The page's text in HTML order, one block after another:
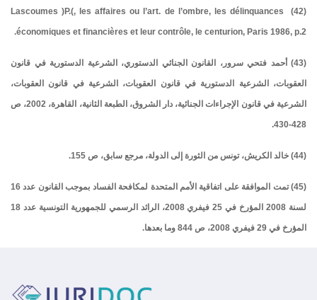
(42) Lascoumes )P.(, les affaires ou l’art. de l’ombre, les délinquances
économiques et financières et leur contrôle, le centurion, Paris 1986, p.2.
(43) أحمد فتحي سرور، القانون الجنائي الدستوري، الشرعية الدستورية في قانون
العقوبات، الشرعية الدستورية في قانون العقوبات، الشرعية في قانون العقوبات،
الشرعية في قانون الإجراءات الجنائية، دار الشروق، الطبعة الثانية، القاهرة، 2002، ص
428-430.
(44) خالد الكريش، تونس من الثورة إلى الدولة، مرجع سابق، ص 155.
(45) تمت الموافقة على اتفاقية الأمم المتحدة لمكافحة الفساد بموجب القانون عدد 16
لسنة 2008 المؤرخ في 25 فيفري 2008، الرائد الرسمي للجمهورية التونسية عدد 18
المؤرخ في 29 فيفري 2008، ص 844 وما بعدها.